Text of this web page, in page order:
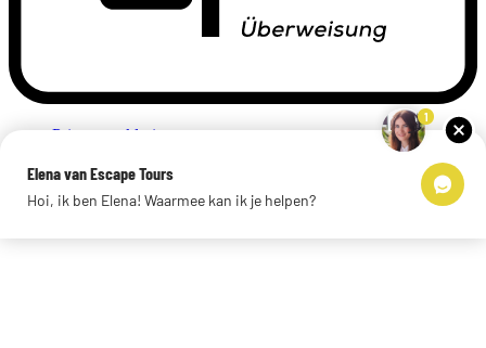
Privacyverklaring
Links
© 2026 Escape Tours
1
Elena van Escape Tours
Hoi, ik ben Elena! Waarmee kan ik je helpen?